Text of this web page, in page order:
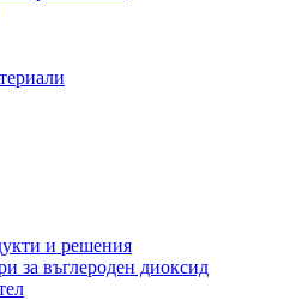
и решения
за въглероден диоксид